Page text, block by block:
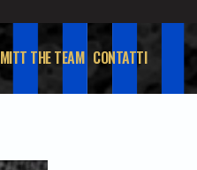
MITT THE TEAM CONTATTI